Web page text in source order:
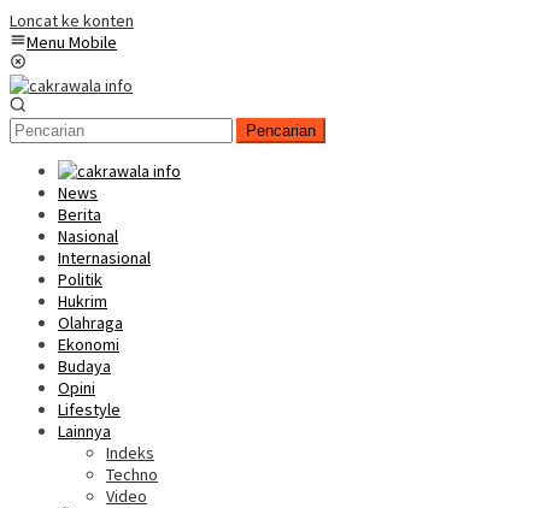
Loncat ke konten
Menu Mobile
Pencarian
News
Berita
Nasional
Internasional
Politik
Hukrim
Olahraga
Ekonomi
Budaya
Opini
Lifestyle
Lainnya
Indeks
Techno
Video